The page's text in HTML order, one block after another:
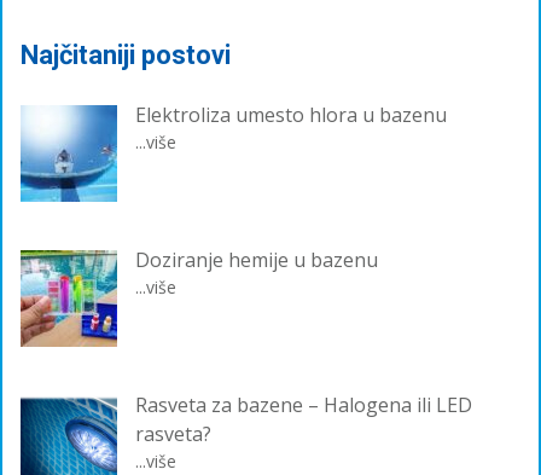
Najčitaniji postovi
Elektroliza umesto hlora u bazenu
...više
Doziranje hemije u bazenu
...više
Rasveta za bazene – Halogena ili LED
rasveta?
...više